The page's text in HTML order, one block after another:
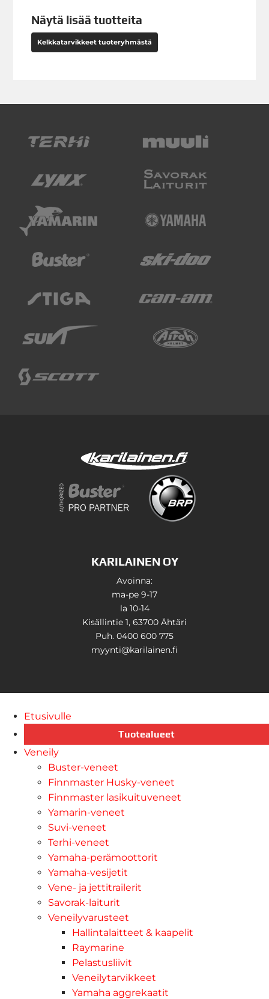
Näytä lisää tuotteita
Kelkkatarvikkeet tuoteryhmästä
KARILAINEN OY
Avoinna:
ma-pe 9-17
la 10-14
Kisällintie 1, 63700 Ähtäri
Puh. 0400 600 775
myynti@karilainen.fi
Etusivulle
Tuotealueet
Veneily
Buster-veneet
Finnmaster Husky-veneet
Finnmaster lasikuituveneet
Yamarin-veneet
Suvi-veneet
Terhi-veneet
Yamaha-perämoottorit
Yamaha-vesijetit
Vene- ja jettitrailerit
Savorak-laiturit
Veneilyvarusteet
Hallintalaitteet & kaapelit
Raymarine
Pelastusliivit
Veneilytarvikkeet
Yamaha aggrekaatit